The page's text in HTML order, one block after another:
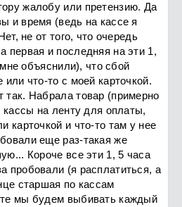
жалобу или претензию. Да
и время (ведь на кассе я
не от того, что очередь
первая и последняя на эти 1,
объяснили), что сбой
или что-то с моей карточкой.
Набрала товар (примерно
на ленту для оплаты,
карточкой и что-то там у нее
еще раз-такая же
Короче все эти 1, 5 часа
пробовали (я расплатиться, а
старшая по кассам
мы будем выбивать каждый